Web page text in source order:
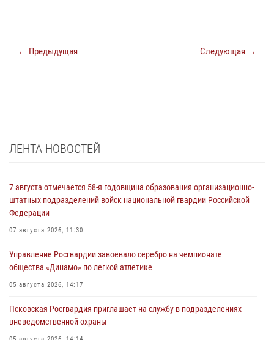
← Предыдущая Следующая →
ЛЕНТА НОВОСТЕЙ
7 августа отмечается 58-я годовщина образования организационно-
штатных подразделений войск национальной гвардии Российской
Федерации
07 августа 2026, 11:30
Управление Росгвардии завоевало серебро на чемпионате
общества «Динамо» по легкой атлетике
05 августа 2026, 14:17
Псковская Росгвардия приглашает на службу в подразделениях
вневедомственной охраны